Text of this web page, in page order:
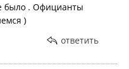
было . Официанты
)
ответить